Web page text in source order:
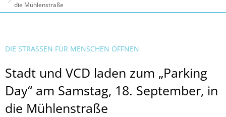
die Mühlenstraße
DIE STRASSEN FÜR MENSCHEN ÖFFNEN
Stadt und VCD laden zum „Parking
Day“ am Samstag, 18. September, in
die Mühlenstraße